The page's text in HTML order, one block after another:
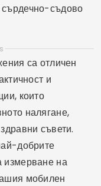
съдово
са отличен
и
които
налягане,
съвети.
добрите
измерване на
мобилен